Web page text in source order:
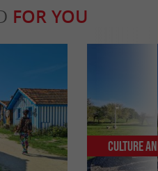
FOR YOU
Culture